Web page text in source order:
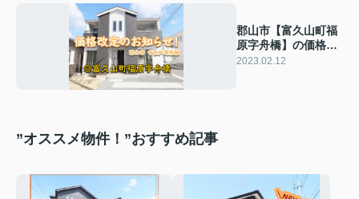
郡山市【富久山町福
原字舟橋】の価格改
定のお知らせ！
2023.02.12
”オススメ物件！”おすすめ記事